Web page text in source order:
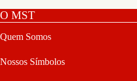
O MST
Quem Somos
Nossos Símbolos